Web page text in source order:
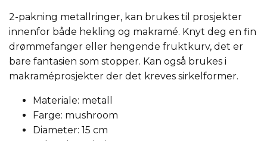
2-pakning metallringer, kan brukes til prosjekter
innenfor både hekling og makramé. Knyt deg en fin
drømmefanger eller hengende fruktkurv, det er
bare fantasien som stopper. Kan også brukes i
makraméprosjekter der det kreves sirkelformer.
Materiale: metall
Farge: mushroom
Diameter: 15 cm